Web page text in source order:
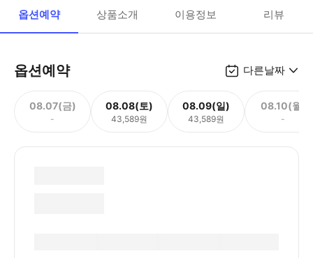
옵션예약 상품소개 이용정보 리뷰
옵션예약 다른날짜
08.07(금)
-
08.08(토)
43,589원
08.09(일)
43,589원
08.10(월)
-